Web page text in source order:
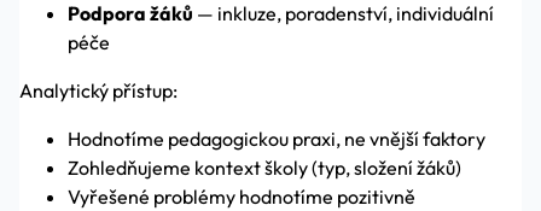
Podpora žáků — inkluze, poradenství, individuální
péče
Analytický přístup:
Hodnotíme pedagogickou praxi, ne vnější faktory
Zohledňujeme kontext školy (typ, složení žáků)
Vyřešené problémy hodnotíme pozitivně